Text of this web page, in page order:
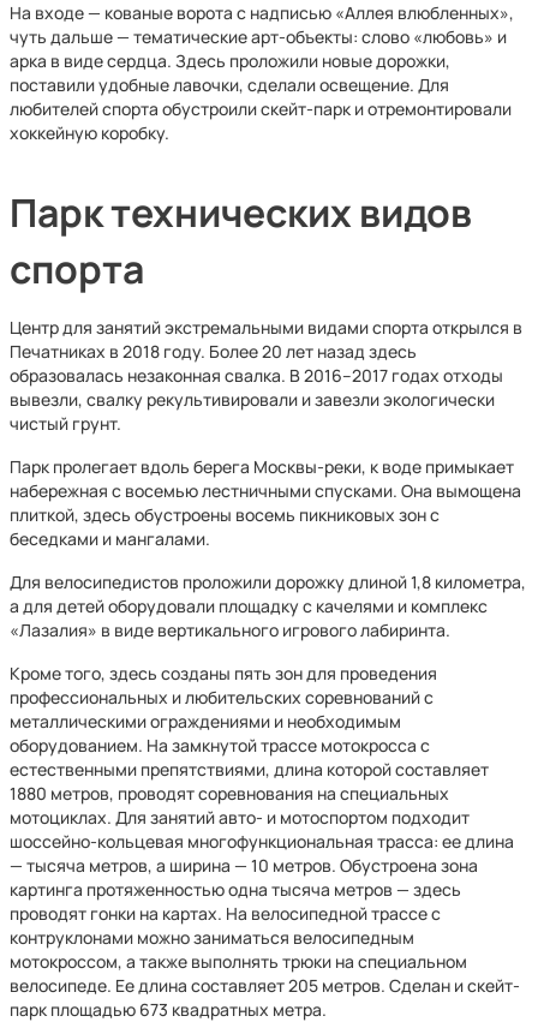
На входе — кованые ворота с надписью «Аллея влюбленных»,
чуть дальше — тематические арт-объекты: слово «любовь» и
арка в виде сердца. Здесь проложили новые дорожки,
поставили удобные лавочки, сделали освещение. Для
любителей спорта обустроили скейт-парк и отремонтировали
хоккейную коробку.
Парк технических видов
спорта
Центр для занятий экстремальными видами спорта открылся в
Печатниках в 2018 году. Более 20 лет назад здесь
образовалась незаконная свалка. В 2016–2017 годах отходы
вывезли, свалку рекультивировали и завезли экологически
чистый грунт.
Парк пролегает вдоль берега Москвы-реки, к воде примыкает
набережная с восемью лестничными спусками. Она вымощена
плиткой, здесь обустроены восемь пикниковых зон с
беседками и мангалами.
Для велосипедистов проложили дорожку длиной 1,8 километра,
а для детей оборудовали площадку с качелями и комплекс
«Лазалия» в виде вертикального игрового лабиринта.
Кроме того, здесь созданы пять зон для проведения
профессиональных и любительских соревнований с
металлическими ограждениями и необходимым
оборудованием. На замкнутой трассе мотокросса с
естественными препятствиями, длина которой составляет
1880 метров, проводят соревнования на специальных
мотоциклах. Для занятий авто- и мотоспортом подходит
шоссейно-кольцевая многофункциональная трасса: ее длина
— тысяча метров, а ширина — 10 метров. Обустроена зона
картинга протяженностью одна тысяча метров — здесь
проводят гонки на картах. На велосипедной трассе с
контруклонами можно заниматься велосипедным
мотокроссом, а также выполнять трюки на специальном
велосипеде. Ее длина составляет 205 метров. Сделан и скейт-
парк площадью 673 квадратных метра.